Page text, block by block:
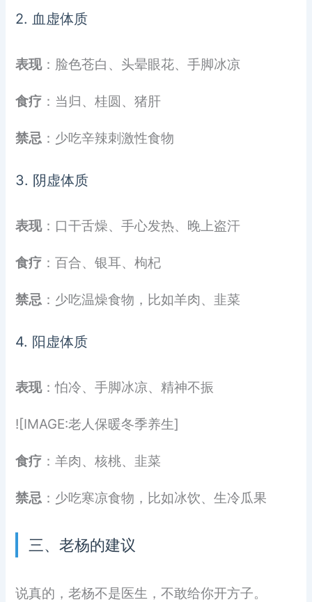
2. 血虚体质
表现：脸色苍白、头晕眼花、手脚冰凉
食疗 ：当归、桂圆、猪肝
禁忌 ：少吃辛辣刺激性食物
3. 阴虚体质
表现：口干舌燥、手心发热、晚上盗汗
食疗 ：百合、银耳、枸杞
禁忌 ：少吃温燥食物，比如羊肉、韭菜
4. 阳虚体质
表现：怕冷、手脚冰凉、精神不振
![IMAGE:老人保暖冬季养生]
食疗 ：羊肉、核桃、韭菜
禁忌 ：少吃寒凉食物，比如冰饮、生冷瓜果
三、老杨的建议
说真的，老杨不是医生，不敢给你开方子。